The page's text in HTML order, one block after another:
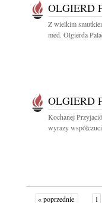
OLGIERD
Z wielkim
med. Olgierda
OLGIERD
Kochanej
wyrazy
« poprzednie 1